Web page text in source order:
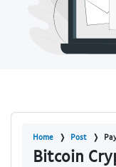
Home Post
Bitcoin